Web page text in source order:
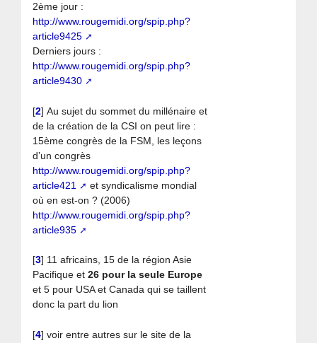
2ème jour :
http://www.rougemidi.org/spip.php?
article9425
Derniers jours :
http://www.rougemidi.org/spip.php?
article9430
[2]Au sujet du sommet du millénaire et
de la création de la CSI on peut lire :
15ème congrès de la FSM, les leçons
d’un congrès
http://www.rougemidi.org/spip.php?
article421
et syndicalisme mondial
où en est-on ? (2006)
http://www.rougemidi.org/spip.php?
article935
[3] 11 africains, 15 de la région Asie
Pacifique et26 pour la seule Europe
et 5 pour USA et Canada qui se taillent
donc la part du lion
[4]voir entre autres sur le site de la